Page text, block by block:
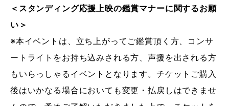
＜スタンディング応援上映の鑑賞マナーに関するお願
い＞
※本イベントは、立ち上がってご鑑賞頂く方、コンサ
ートライトをお持ち込みされる方、声援を出される方
もいらっしゃるイベントとなります。チケットご購入
後はいかなる場合においても変更・払戻しはできませ